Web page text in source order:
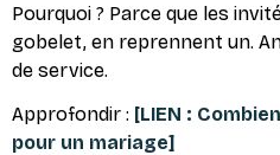
Pourquoi ? Parce que les
gobelet, en reprennent un.
de service.
Approfondir : [LIEN :
pour un mariage]